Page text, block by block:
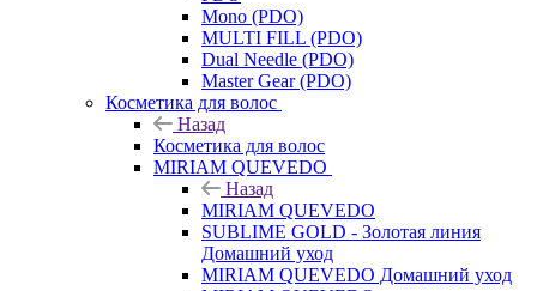
Mono (PDO)
MULTI FILL (PDO)
Dual Needle (PDO)
Master Gear (PDO)
Косметика для волос
Назад
Косметика для волос
MIRIAM QUEVEDO
Назад
MIRIAM QUEVEDO
SUBLIME GOLD - Золотая линия
Домашний уход
MIRIAM QUEVEDO Домашний уход